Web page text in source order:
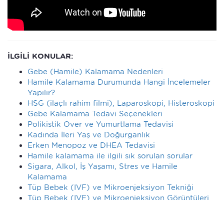
İLGİLİ KONULAR:
Gebe (Hamile) Kalamama Nedenleri
Hamile Kalamama Durumunda Hangi İncelemeler
Yapılır?
HSG (ilaçlı rahim filmi), Laparoskopi, Histeroskopi
Gebe Kalamama Tedavi Seçenekleri
Polikistik Over ve Yumurtlama Tedavisi
Kadında İleri Yaş ve Doğurganlık
Erken Menopoz ve DHEA Tedavisi
Hamile kalamama ile ilgili sık sorulan sorular
Sigara, Alkol, İş Yaşamı, Stres ve Hamile
Kalamama
Tüp Bebek (IVF) ve Mikroenjeksiyon Tekniği
Tüp Bebek (IVF) ve Mikroenjeksiyon Görüntüleri